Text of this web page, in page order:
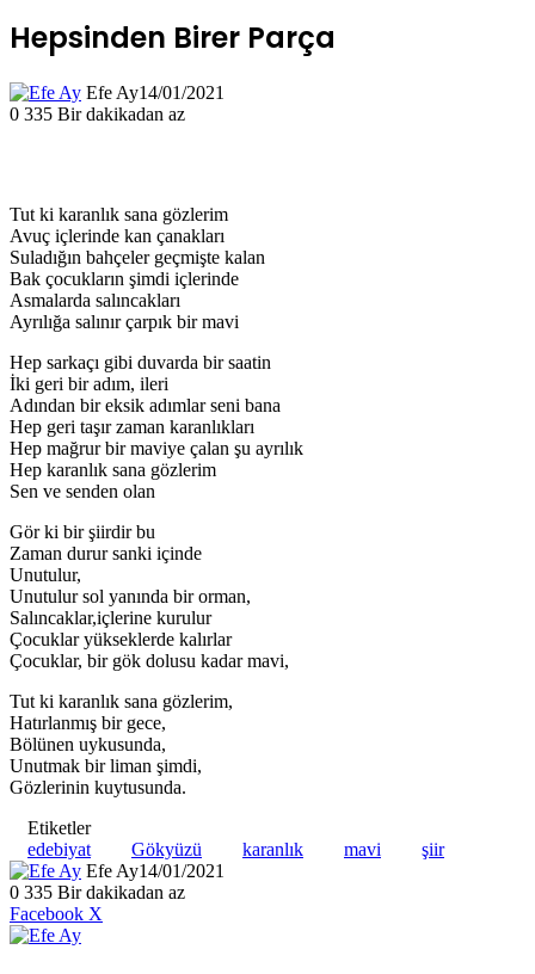
Hepsinden Birer Parça
Efe Ay14/01/2021
0 335 Bir dakikadan az
Tut ki karanlık sana gözlerim
Avuç içlerinde kan çanakları
Suladığın bahçeler geçmişte kalan
Bak çocukların şimdi içlerinde
Asmalarda salıncakları
Ayrılığa salınır çarpık bir mavi
Hep sarkaçı gibi duvarda bir saatin
İki geri bir adım, ileri
Adından bir eksik adımlar seni bana
Hep geri taşır zaman karanlıkları
Hep mağrur bir maviye çalan şu ayrılık
Hep karanlık sana gözlerim
Sen ve senden olan
Gör ki bir şiirdir bu
Zaman durur sanki içinde
Unutulur,
Unutulur sol yanında bir orman,
Salıncaklar,içlerine kurulur
Çocuklar yükseklerde kalırlar
Çocuklar, bir gök dolusu kadar mavi,
Tut ki karanlık sana gözlerim,
Hatırlanmış bir gece,
Bölünen uykusunda,
Unutmak bir liman şimdi,
Gözlerinin kuytusunda.
Etiketler
edebiyat
Gökyüzü karanlık mavi
şiir
Efe Ay14/01/2021
0 335 Bir dakikadan az
Facebook X